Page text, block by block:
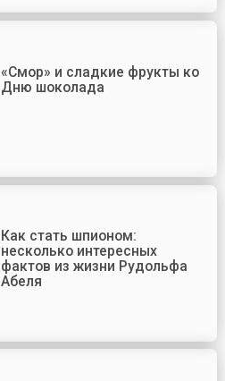
«Смор» и сладкие фрукты ко
Дню шоколада
Как стать шпионом:
несколько интересных
фактов из жизни Рудольфа
Абеля